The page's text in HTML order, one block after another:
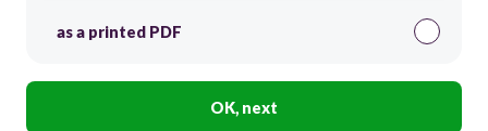
as a printed PDF
OK, next